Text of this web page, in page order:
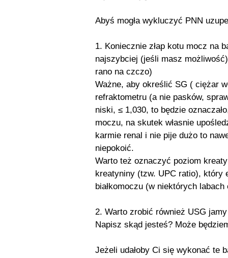
Abyś mogła wykluczyć PNN
1. Koniecznie złap kotu mocz na
najszybciej (jeśli masz
rano na czczo)
Ważne, aby określić SG ( ciężar
refraktometru (a nie pasków,
niski, ≤ 1,030, to będzie
moczu, na skutek własnie
karmie renal i nie pije dużo to
niepokoić.
Warto też oznaczyć poziom
kreatyniny (tzw. UPC ratio), który
białkomoczu (w niektórych
2. Warto zrobić również USG
Napisz skąd jesteś? Może
Jeżeli udałoby Ci się wykonać te